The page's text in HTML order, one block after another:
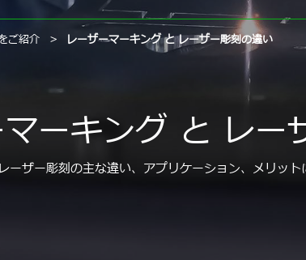
ご紹介 レーザーマーキング と レーザー彫刻の違い
ーキング と レー
ーザー彫刻の主な違い、アプリケーション、メリット